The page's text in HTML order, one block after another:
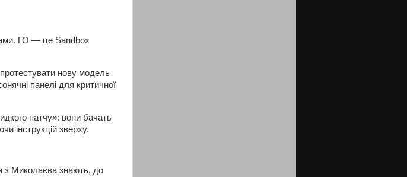
ГО — це Sandbox
нову модель
панелі для критичної
патчу»: вони бачать
інструкцій зверху.
з Миколаєва знають, до